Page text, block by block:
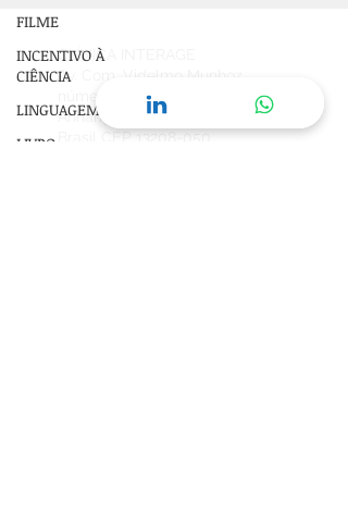
FILME
INCENTIVO À
CIÊNCIA
LINGUAGEM
LIVRO
CLÍNICA INTERAGE
Av. Com. Videlmo Munhoz,
número 92
Sala 13
Anhangabaú Jundiaí SP
CEP13208-050